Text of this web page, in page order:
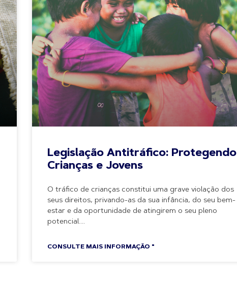
Legislação Antitráfico: Protegendo
Crianças e Jovens
O tráfico de crianças constitui uma grave violação dos
seus direitos, privando-as da sua infância, do seu bem-
estar e da oportunidade de atingirem o seu pleno
potencial.
CONSULTE MAIS INFORMAÇÃO "